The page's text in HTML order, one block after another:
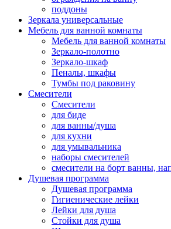
поддоны
Зеркала универсальные
Мебель для ванной комнаты
Мебель для ванной комнаты
Зеркало-полотно
Зеркало-шкаф
Пеналы, шкафы
Тумбы под раковину
Смесители
Смесители
для биде
для ванны/душа
для кухни
для умывальника
наборы смесителей
смесители на борт ванны,
Душевая программа
Душевая программа
Гигиенические лейки
Лейки для душа
Стойки для душа